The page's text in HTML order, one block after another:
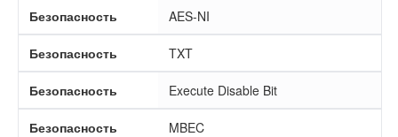
Безопасность AES-NI
Безопасность TXT
Безопасность Execute Disable Bit
Безопасность MBEC